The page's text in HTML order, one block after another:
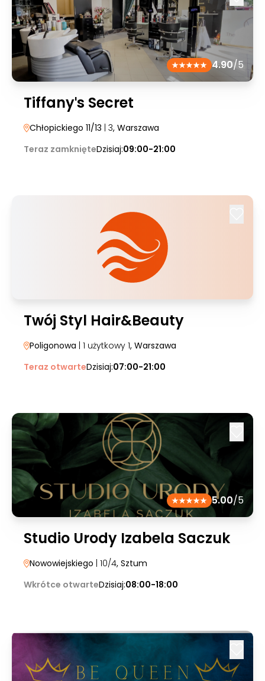
4.90/5
Tiffanyˈs Secret
Chłopickiego 11/13 | 3, Warszawa
Teraz zamknięteDzisiaj:09:00-21:00
Twój Styl Hair&Beauty
Poligonowa | 1 użytkowy 1, Warszawa
Teraz otwarteDzisiaj:07:00-21:00
5.00/5
Studio Urody Izabela Saczuk
Nowowiejskiego | 10/4, Sztum
Wkrótce otwarteDzisiaj:08:00-18:00